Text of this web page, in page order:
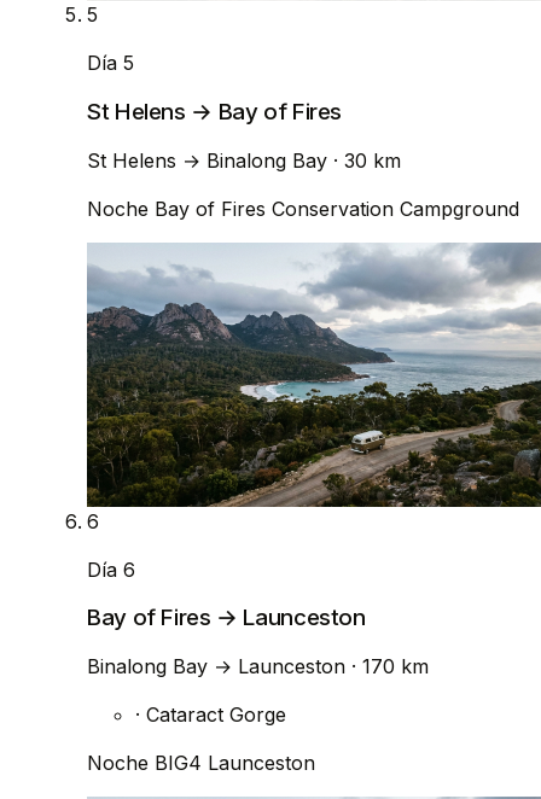
5
Día 5
St Helens → Bay of Fires
St Helens → Binalong Bay · 30 km
Noche Bay of Fires Conservation Campground
6
Día 6
Bay of Fires → Launceston
Binalong Bay → Launceston · 170 km
· Cataract Gorge
Noche BIG4 Launceston